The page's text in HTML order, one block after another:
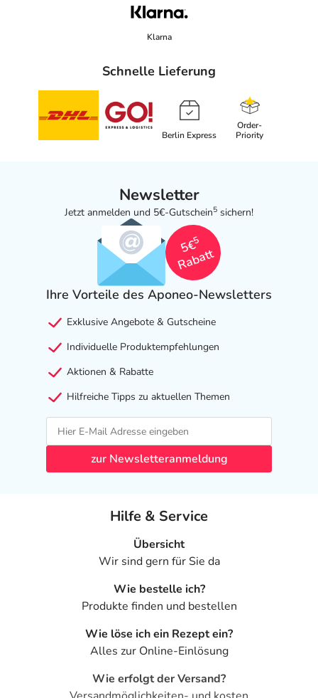
Klarna
Schnelle Lieferung
Berlin Express
Order-
Priority
Newsletter
Jetzt anmelden und 5€-Gutschein5 sichern!
5€
5
Rabatt
Ihre Vorteile des Aponeo-Newsletters
Exklusive Angebote & Gutscheine
Individuelle Produktempfehlungen
Aktionen & Rabatte
Hilfreiche Tipps zu aktuellen Themen
zur Newsletteranmeldung
Hilfe & Service
Übersicht
Wir sind gern für Sie da
Wie bestelle ich?
Produkte finden und bestellen
Wie löse ich ein Rezept ein?
Alles zur Online-Einlösung
Wie erfolgt der Versand?